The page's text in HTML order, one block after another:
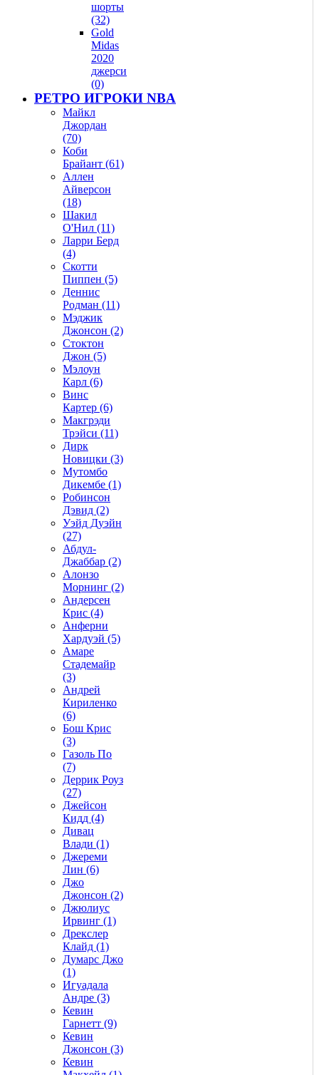
шорты
(32)
Gold
Midas
2020
джерси
(0)
РЕТРО ИГРОКИ NBA
Майкл
Джордан
(70)
Коби
Брайант (61)
Аллен
Айверсон
(18)
Шакил
О'Нил (11)
Ларри Берд
(4)
Скотти
Пиппен (5)
Деннис
Родман (11)
Мэджик
Джонсон (2)
Стоктон
Джон (5)
Мэлоун
Карл (6)
Винс
Картер (6)
Макгрэди
Трэйси (11)
Дирк
Новицки (3)
Мутомбо
Дикембе (1)
Робинсон
Дэвид (2)
Уэйд Дуэйн
(27)
Абдул-
Джаббар (2)
Алонзо
Морнинг (2)
Андерсен
Крис (4)
Анферни
Xардуэй (5)
Амаре
Стадемайр
(3)
Андрей
Кириленко
(6)
Бош Крис
(3)
Газоль По
(7)
Деррик Роуз
(27)
Джейсон
Кидд (4)
Дивац
Влади (1)
Джереми
Лин (6)
Джо
Джонсон (2)
Джюлиус
Ирвинг (1)
Дрекслер
Клайд (1)
Думарс Джо
(1)
Игуадала
Андре (3)
Кевин
Гарнетт (9)
Кевин
Джонсон (3)
Кевин